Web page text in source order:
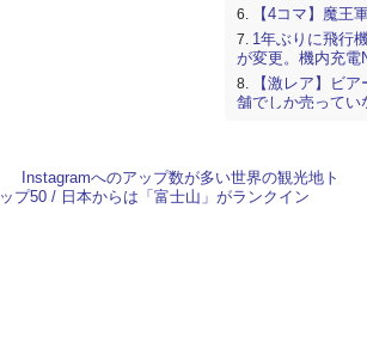
【4コマ】魔王
1年ぶりに飛行
が変更。機内充電
【激レア】ビ
舗でしか売ってい
タイヤが燃え
レーターが無料体
Instagramへのアップ数が多い世界の観光地ト
ップ50 / 日本からは「富士山」がランクイン